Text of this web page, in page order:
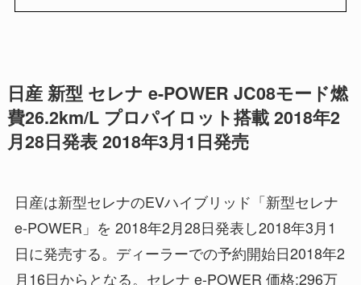
日産 新型 セレナ e-POWER JC08モード燃
費26.2km/L プロパイロット搭載 2018年2
月28日発表 2018年3月1日発売
日産は新型セレナのEVハイブリッド「新型セレナ
e-POWER」を 2018年2月28日発表し2018年3月1
日に発売する。ディーラーでの予約開始日2018年2
月16日からとなる。セレナ e-POWER 価格:296万